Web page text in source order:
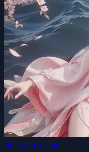
Kho ảnh anime